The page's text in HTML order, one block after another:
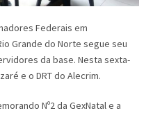
Federais em
Grande do Norte segue seu
da base. Nesta sexta-
e o DRT do Alecrim.
Nº2 da GexNatal e a